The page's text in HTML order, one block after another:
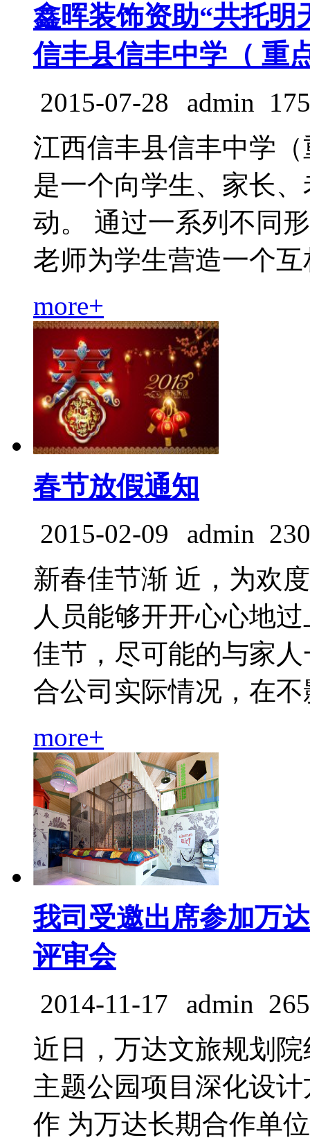
鑫晖装饰资助“共托明
信丰县信丰中学（ 重
2015-07-28 admin
江西信丰县信丰中学
是一个向学生、家长
动。 通过一系列不同
老师为学生营造一个互
more+
春节放假通知
2015-02-09 admin
新春佳节渐 近，为欢
人员能够开开心心地
佳节，尽可能的与家
合公司实际情况，在不
more+
我司受邀出席参加万
评审会
2014-11-17 admin
近日，万达文旅规划
主题公园项目深化设
作 为万达长期合作单